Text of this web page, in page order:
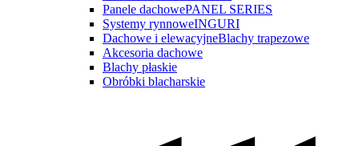
Panele dachowePANEL SERIES
Systemy rynnoweINGURI
Dachowe i elewacyjneBlachy trapezowe
Akcesoria dachowe
Blachy płaskie
Obróbki blacharskie